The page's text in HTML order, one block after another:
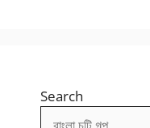
Search